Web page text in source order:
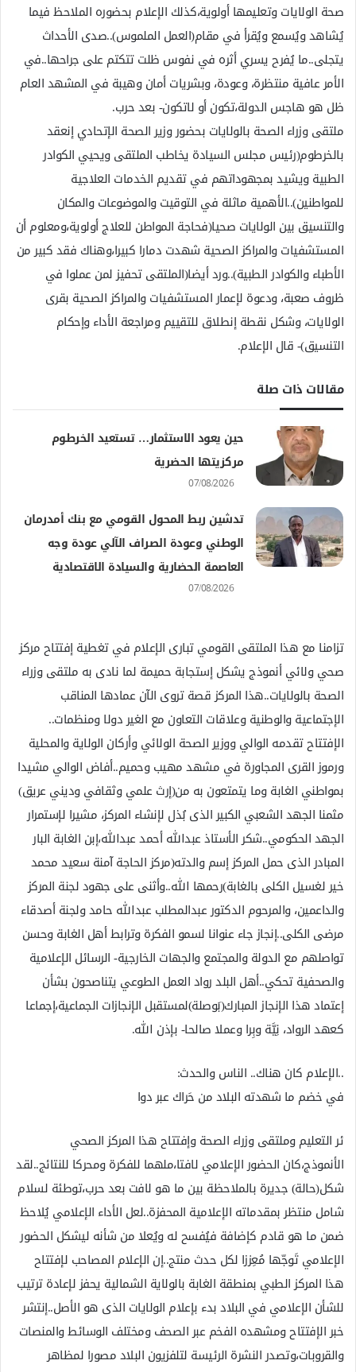
صحة الولايات وتعليمها أولوية،كذلك الإعلام بحضوره الملاحظ فيما
يُشاهد ويُسمع ويُقرأ في مقام(العمل الملموس)..صدى الأحداث
يتجلى..ما يُفرح يسري أثره في نفوس ظلت تتكتم على جراحها..في
الأمر عافية منتظرة، وعودة، وبشريات أمان وهيبة في المشهد العام
ظل هو هاجس الدولة،تكون أو لاتكون- بعد حرب.
ملتقى وزراء الصحة بالولايات بحضور وزير الصحة الإتحادي إنعقد
بالخرطوم(رئيس مجلس السيادة يخاطب الملتقى ويحيي الكوادر
الطبية ويشيد بمجهوداتهم في تقديم الخدمات العلاجية
للمواطنين)..الأهمية ماثلة في التوقيت والموضوعات والمكان
والتنسيق بين الولايات صحيا(فحاجة المواطن للعلاج أولوية،ومعلوم أن
المستشفيات والمراكز الصحية شهدت دمارا كبيرا،وهناك فقد كبير من
الأطباء والكوادر الطبية)..ورد أيضا(الملتقى تحفيز لمن عملوا في
ظروف صعبة، ودعوة لإعمار المستشفيات والمراكز الصحية بقرى
الولايات، وشكل نقطة إنطلاق للتقييم ومراجعة الأداء وإحكام
التنسيق)- قال الإعلام.
مقالات ذات صلة
حين يعود الاستثمار… تستعيد الخرطوم
مركزيتها الحضرية
07/08/2026
تدشين ربط المحول القومي مع بنك أمدرمان
الوطني وعودة الصراف الآلي عودة وجه
العاصمة الحضارية والسيادة الاقتصادية
07/08/2026
تزامنا مع هذا الملتقى القومي تبارى الإعلام في تغطية إفتتاح مركز
صحي ولائي أنموذج يشكل إستجابة حميمة لما نادى به ملتقى وزراء
الصحة بالولايات..هذا المركز قصة تروى الآن عمادها المناقب
الإجتماعية والوطنية وعلاقات التعاون مع الغير دولا ومنظمات..
الإفتتاح تقدمه الوالي ووزير الصحة الولائي وأركان الولاية والمحلية
ورموز القرى المجاورة في مشهد مهيب وحميم..أفاض الوالي مشيدا
بمواطني الغابة وما يتمتعون به من(إرث علمي وثقافي وديني عريق)
مثمنا الجهد الشعبي الكبير الذى بُذل لإنشاء المركز، مشيرا لإستمرار
الجهد الحكومي..شكر الأستاذ عبدالله أحمد عبدالله،إبن الغابة البار
المبادر الذى حمل المركز إسم والدته(مركز الحاجة آمنة سعيد محمد
خير لغسيل الكلى بالغابة)رحمها الله..وأثنى على جهود لجنة المركز
والداعمين، والمرحوم الدكتور عبدالمطلب عبدالله حامد ولجنة أصدقاء
مرضى الكلى..إنجاز جاء عنوانا لسمو الفكرة وترابط أهل الغابة وحسن
تواصلهم مع الدولة والمجتمع والجهات الخارجية- الرسائل الإعلامية
والصحفية تحكي..أهل البلد رواد العمل الطوعي يتناصحون بشأن
إعتماد هذا الإنجاز المبارك(بَوصلة)لمستقبل الإنجازات الجماعية،إجماعا
كعهد الرواد، نِيَّة وبِرا وعملا صالحا- بإذن الله.
..الإعلام كان هناك.. الناس والحدث:
في خضم ما شهدته البلاد من حَراك عبر دوا
ئر التعليم وملتقى وزراء الصحة وإفتتاح هذا المركز الصحي
الأنموذج،كان الحضور الإعلامي لافتا،ملهما للفكرة ومحركا للنتائج..لقد
شكل(حالة) جديرة بالملاحظة بين ما هو لافت بعد حرب،توطئة لسلام
شامل منتظر بمقدماته الإعلامية المحفزة..لعل الأداء الإعلامي يُلاحظ
ضمن ما هو قادم كإضافة فيُفسح له ويُعلا من شأنه ليشكل الحضور
الإعلامي تَوجّها مُعِززا لكل حدث منتج..إن الإعلام المصاحب لإفتتاح
هذا المركز الطبي بمنطقة الغابة بالولاية الشمالية يحفز لإعادة ترتيب
للشأن الإعلامي في البلاد بدء بإعلام الولايات الذى هو الأصل..إنتشر
خبر الإفتتاح ومشهده الفخم عبر الصحف ومختلف الوسائط والمنصات
والقروبات،وتصدر النشرة الرئيسة لتلفزيون البلاد مصورا لمظاهر